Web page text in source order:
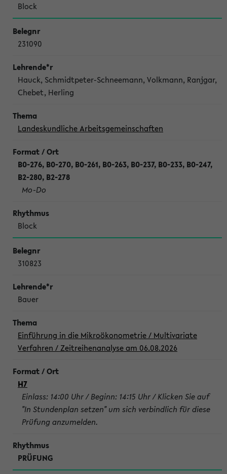
Block
231090
Hauck, Schmidtpeter-Schneemann, Volkmann, Ranjgar,
Chebet, Herling
Landeskundliche Arbeitsgemeinschaften
B0-276, B0-270, B0-261, B0-263, B0-237, B0-233, B0-247,
B2-280, B2-278
Mo-Do
Block
310823
Bauer
Einführung in die Mikroökonometrie / Multivariate
Verfahren / Zeitreihenanalyse am 06.08.2026
H7
Einlass: 14:00 Uhr / Beginn: 14:15 Uhr / Klicken Sie auf
"In Stundenplan setzen" um sich verbindlich für diese
Prüfung anzumelden.
PRÜFUNG